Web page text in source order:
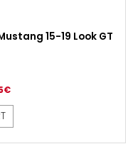
15-19 Look GT
€